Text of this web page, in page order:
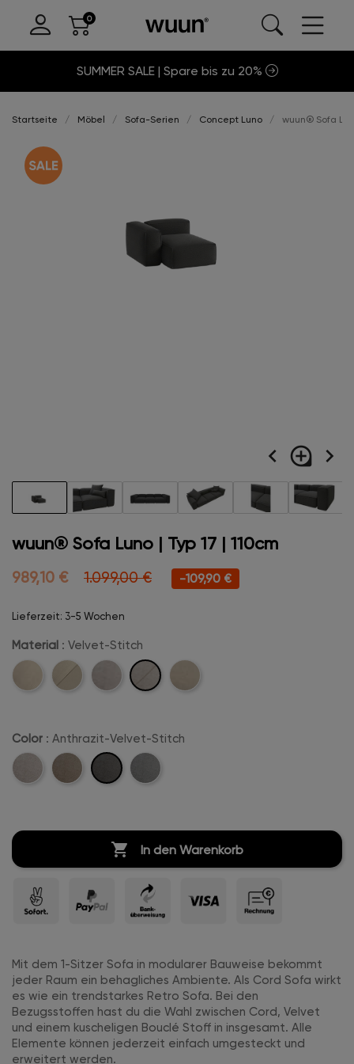
SUMMER SALE | Spare bis zu 20%
Startseite Möbel Sofa-Serien Concept Luno wuun® Sofa
navigate_before loupe navigate_next
wuun® Sofa Luno | Typ 17 | 110cm
989,10 € 1.099,00 € -109,90 €
Lieferzeit: 3-5 Wochen
Material : Velvet-Stitch
Cord
Cord-
Velvet
Velvet-
Stitch
Boucle
Color : Anthrazit-Velvet-Stitch
Beige-
Camel-Anthrazit-
Velvet-
Hellgrau-
 In den Warenkorb
Mit dem 1-Sitzer Sofa in modularer Bauweise bekommt
jeder Raum ein behagliches Ambiente. Als Cord Sofa wirkt
es wie ein trendstarkes Retro Sofa. Bei den
Bezugsstoffen hast du die Wahl zwischen Cord, Velvet
und einem kuscheligen Bouclé Stoff in insgesamt. Alle
Elemente können jederzeit einfach umgesteckt und
erweitert werden.